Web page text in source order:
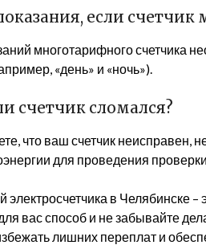
если
многотарифного счетчика
«день» и «ночь»).
счетчик сломался?
что ваш счетчик неисправен,
для проведения
электросчетчика в Челябинске
вас способ и не забывайте
лишних переплат и